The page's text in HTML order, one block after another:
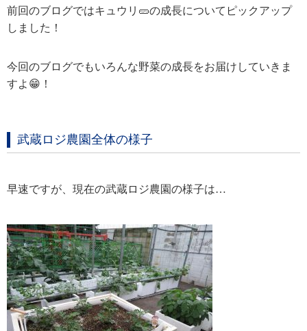
前回のブログではキュウリ🥒の成長についてピックアップ
しました！
今回のブログでもいろんな野菜の成長をお届けしていきま
すよ😁！
武蔵ロジ農園全体の様子
早速ですが、現在の武蔵ロジ農園の様子は…